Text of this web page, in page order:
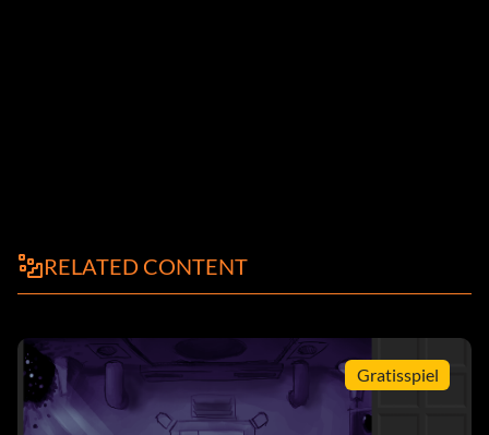
RELATED CONTENT
Gratisspiel